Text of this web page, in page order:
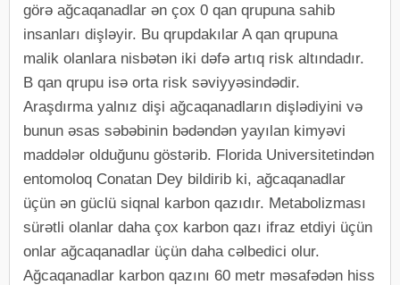
görə ağcaqanadlar ən çox 0 qan qrupuna sahib
insanları dişləyir. Bu qrupdakılar A qan qrupuna
malik olanlara nisbətən iki dəfə artıq risk altındadır.
B qan qrupu isə orta risk səviyyəsindədir.
Araşdırma yalnız dişi ağcaqanadların dişlədiyini və
bunun əsas səbəbinin bədəndən yayılan kimyəvi
maddələr olduğunu göstərib. Florida Universitetindən
entomoloq Conatan Dey bildirib ki, ağcaqanadlar
üçün ən güclü siqnal karbon qazıdır. Metabolizması
sürətli olanlar daha çox karbon qazı ifraz etdiyi üçün
onlar ağcaqanadlar üçün daha cəlbedici olur.
Ağcaqanadlar karbon qazını 60 metr məsafədən hiss